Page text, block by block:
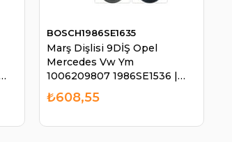
Marş Dişlisi 9DİŞ Opel
Mercedes Vw Ym
1006209807 1986SE1536 |
BOSCH 1986SE1635
BOSCH1986SE1635
₺608,55